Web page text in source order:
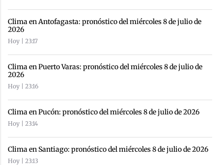
Clima en Antofagasta: pronóstico del miércoles 8 de julio de
2026
Hoy | 23:17
Clima en Puerto Varas: pronóstico del miércoles 8 de julio de
2026
Hoy | 23:16
Clima en Pucón: pronóstico del miércoles 8 de julio de 2026
Hoy | 23:14
Clima en Santiago: pronóstico del miércoles 8 de julio de 2026
Hoy | 23:13